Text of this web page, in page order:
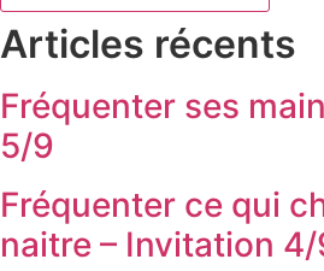
Articles récents
Fréquenter ses
5/9
Fréquenter ce qui
naitre – Invitation